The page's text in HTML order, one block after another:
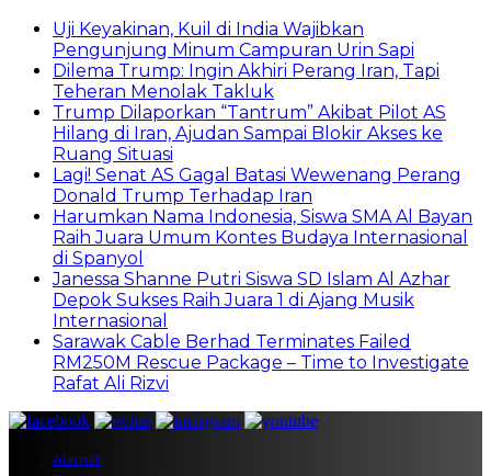
Uji Keyakinan, Kuil di India Wajibkan
Pengunjung Minum Campuran Urin Sapi
Dilema Trump: Ingin Akhiri Perang Iran, Tapi
Teheran Menolak Takluk
Trump Dilaporkan “Tantrum” Akibat Pilot AS
Hilang di Iran, Ajudan Sampai Blokir Akses ke
Ruang Situasi
Lagi! Senat AS Gagal Batasi Wewenang Perang
Donald Trump Terhadap Iran
Harumkan Nama Indonesia, Siswa SMA Al Bayan
Raih Juara Umum Kontes Budaya Internasional
di Spanyol
Janessa Shanne Putri Siswa SD Islam Al Azhar
Depok Sukses Raih Juara 1 di Ajang Musik
Internasional
Sarawak Cable Berhad Terminates Failed
RM250M Rescue Package – Time to Investigate
Rafat Ali Rizvi
Alamat